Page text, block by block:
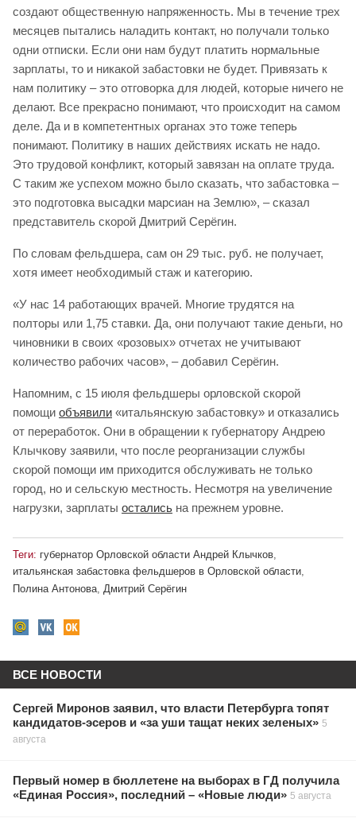
создают общественную напряженность. Мы в течение трех
месяцев пытались наладить контакт, но получали только
одни отписки. Если они нам будут платить нормальные
зарплаты, то и никакой забастовки не будет. Привязать к
нам политику – это отговорка для людей, которые ничего не
делают. Все прекрасно понимают, что происходит на самом
деле. Да и в компетентных органах это тоже теперь
понимают. Политику в наших действиях искать не надо.
Это трудовой конфликт, который завязан на оплате труда.
С таким же успехом можно было сказать, что забастовка –
это подготовка высадки марсиан на Землю», – сказал
представитель скорой Дмитрий Серёгин.
По словам фельдшера, сам он 29 тыс. руб. не получает,
хотя имеет необходимый стаж и категорию.
«У нас 14 работающих врачей. Многие трудятся на
полторы или 1,75 ставки. Да, они получают такие деньги, но
чиновники в своих «розовых» отчетах не учитывают
количество рабочих часов», – добавил Серёгин.
Напомним, с 15 июля фельдшеры орловской скорой
помощи объявили «итальянскую забастовку» и отказались
от переработок. Они в обращении к губернатору Андрею
Клычкову заявили, что после реорганизации службы
скорой помощи им приходится обслуживать не только
город, но и сельскую местность. Несмотря на увеличение
нагрузки, зарплаты остались на прежнем уровне.
Теги: губернатор Орловской области Андрей Клычков,
итальянская забастовка фельдшеров в Орловской области,
Полина Антонова Дмитрий Серёгин
ВСЕ НОВОСТИ
Сергей Миронов заявил, что власти Петербурга топят
кандидатов-эсеров и «за уши тащат неких зеленых» 5
августа
Первый номер в бюллетене на выборах в ГД получила
«Единая Россия», последний – «Новые люди» 5 августа